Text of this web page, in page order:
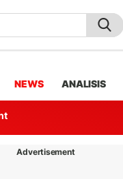
NEWS ANALISIS
Advertisement